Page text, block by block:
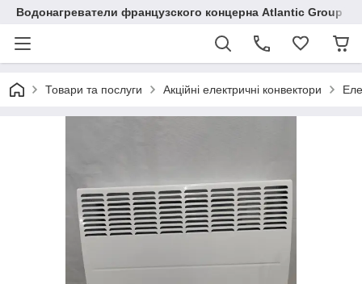
Водонагреватели французского концерна Atlantic Group в
Товари та послуги Акційні електричні конвектори